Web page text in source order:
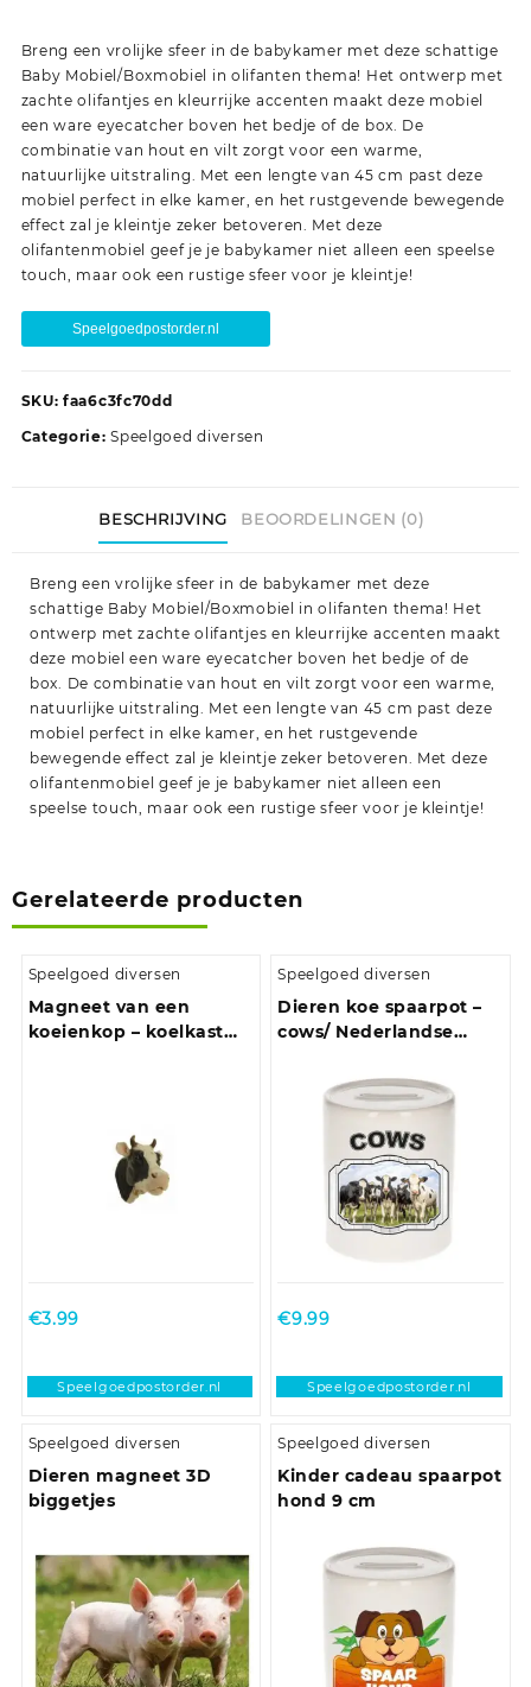
Breng een vrolijke sfeer in de babykamer met deze schattige
Baby Mobiel/Boxmobiel in olifanten thema! Het ontwerp met
zachte olifantjes en kleurrijke accenten maakt deze mobiel
een ware eyecatcher boven het bedje of de box. De
combinatie van hout en vilt zorgt voor een warme,
natuurlijke uitstraling. Met een lengte van 45 cm past deze
mobiel perfect in elke kamer, en het rustgevende bewegende
effect zal je kleintje zeker betoveren. Met deze
olifantenmobiel geef je je babykamer niet alleen een speelse
touch, maar ook een rustige sfeer voor je kleintje!
Speelgoedpostorder.nl
SKU: faa6c3fc70dd
Categorie:Speelgoed diversen
BESCHRIJVING BEOORDELINGEN (0)
Breng een vrolijke sfeer in de babykamer met deze
schattige Baby Mobiel/Boxmobiel in olifanten thema! Het
ontwerp met zachte olifantjes en kleurrijke accenten maakt
deze mobiel een ware eyecatcher boven het bedje of de
box. De combinatie van hout en vilt zorgt voor een warme,
natuurlijke uitstraling. Met een lengte van 45 cm past deze
mobiel perfect in elke kamer, en het rustgevende
bewegende effect zal je kleintje zeker betoveren. Met deze
olifantenmobiel geef je je babykamer niet alleen een
speelse touch, maar ook een rustige sfeer voor je kleintje!
Gerelateerde producten
Speelgoed diversen
Magneet van een
koeienkop – koelkast
€3.99
Speelgoedpostorder.nl
Speelgoed diversen
Dieren koe spaarpot –
cows/ Nederlandse
kinderen 9 cm
€9.99
Speelgoedpostorder.nl
Speelgoed diversen
Dieren magneet 3D
biggetjes
Speelgoed diversen
Kinder cadeau spaarpot
hond 9 cm